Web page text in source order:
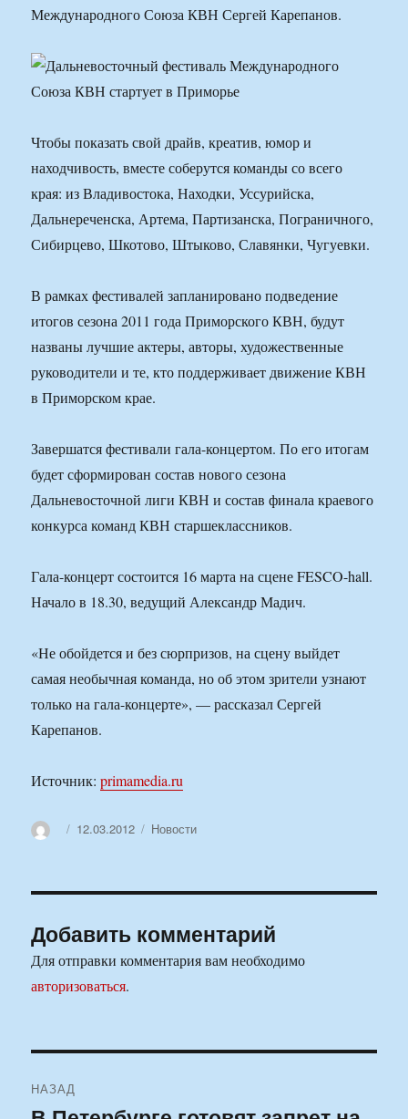
Международного Союза КВН Сергей Карепанов.
Чтобы показать свой драйв, креатив, юмор и
находчивость, вместе соберутся команды со всего
края: из Владивостока, Находки, Уссурийска,
Дальнереченска, Артема, Партизанска, Пограничного,
Сибирцево, Шкотово, Штыково, Славянки, Чугуевки.
В рамках фестивалей запланировано подведение
итогов сезона 2011 года Приморского КВН, будут
названы лучшие актеры, авторы, художественные
руководители и те, кто поддерживает движение КВН
в Приморском крае.
Завершатся фестивали гала-концертом. По его итогам
будет сформирован состав нового сезона
Дальневосточной лиги КВН и состав финала краевого
конкурса команд КВН старшеклассников.
Гала-концерт состоится 16 марта на сцене FESCO-hall.
Начало в 18.30, ведущий Александр Мадич.
«Не обойдется и без сюрпризов, на сцену выйдет
самая необычная команда, но об этом зрители узнают
только на гала-концерте», — рассказал Сергей
Карепанов.
Источник:primamedia.ru
АвторОпубликовано
12.03.2012 Рубрики
Новости
Добавить комментарий
Для отправки комментария вам необходимо
авторизоваться.
по
НАЗАД